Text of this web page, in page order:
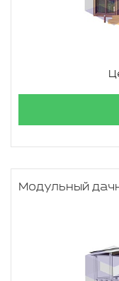
Модульный